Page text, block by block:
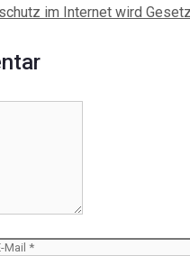
im Internet wird Gesetz